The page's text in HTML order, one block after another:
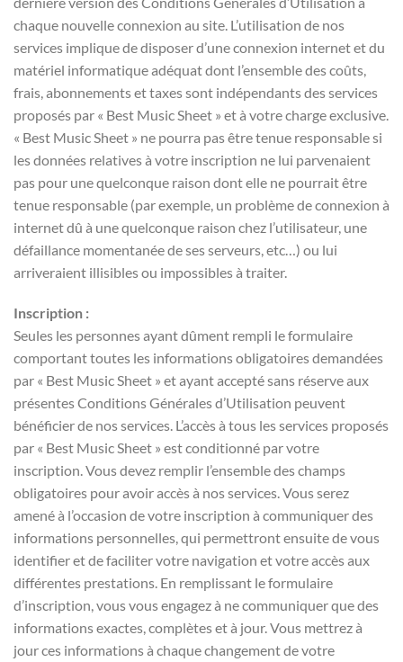
chaque nouvelle connexion au site. L’utilisation de nos
services implique de disposer d’une connexion internet et du
matériel informatique adéquat dont l’ensemble des coûts,
frais, abonnements et taxes sont indépendants des services
proposés par « Best Music Sheet » et à votre charge exclusive.
« Best Music Sheet » ne pourra pas être tenue responsable si
les données relatives à votre inscription ne lui parvenaient
pas pour une quelconque raison dont elle ne pourrait être
tenue responsable (par exemple, un problème de connexion à
internet dû à une quelconque raison chez l’utilisateur, une
défaillance momentanée de ses serveurs, etc…) ou lui
arriveraient illisibles ou impossibles à traiter.
Inscription :
Seules les personnes ayant dûment rempli le formulaire
comportant toutes les informations obligatoires demandées
par « Best Music Sheet » et ayant accepté sans réserve aux
présentes Conditions Générales d’Utilisation peuvent
bénéficier de nos services. L’accès à tous les services proposés
par « Best Music Sheet » est conditionné par votre
inscription. Vous devez remplir l’ensemble des champs
obligatoires pour avoir accès à nos services. Vous serez
amené à l’occasion de votre inscription à communiquer des
informations personnelles, qui permettront ensuite de vous
identifier et de faciliter votre navigation et votre accès aux
différentes prestations. En remplissant le formulaire
d’inscription, vous vous engagez à ne communiquer que des
informations exactes, complètes et à jour. Vous mettrez à
jour ces informations à chaque changement de votre